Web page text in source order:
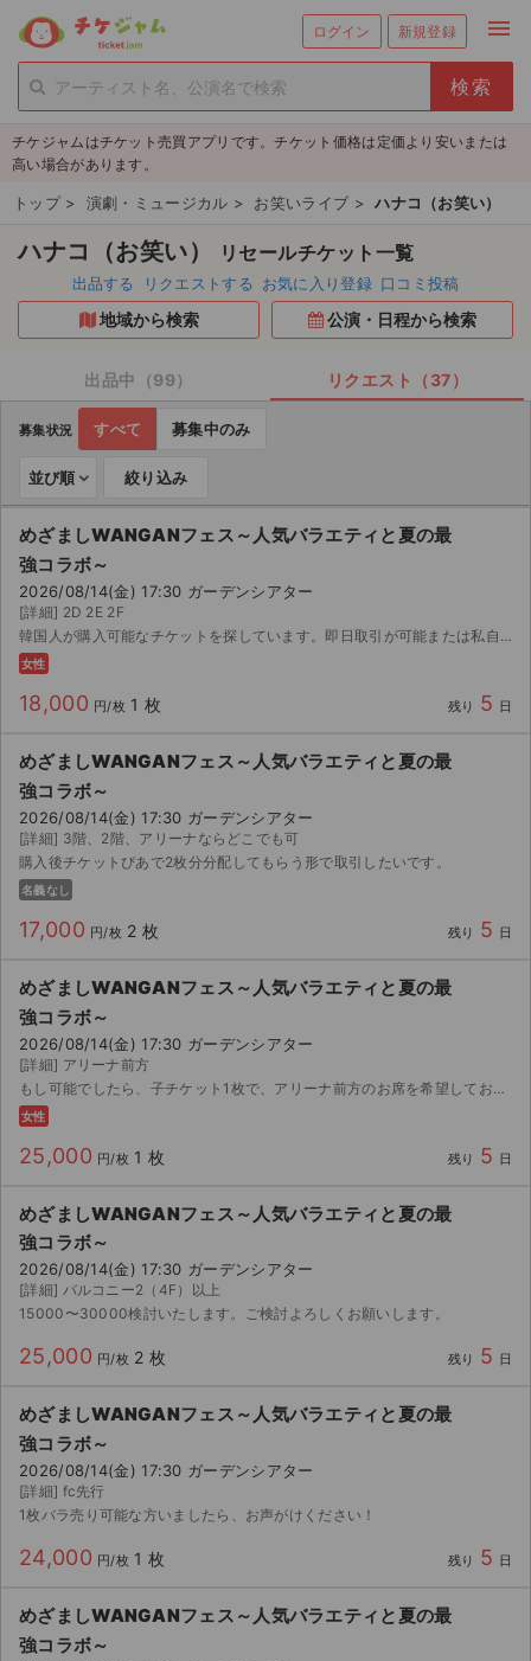
ログイン 新規登録 menu
person_add 新規会員登録
チケットを探す
新着チケット
値下げしたチケット
都道府県からチケットを探す
チケットのリクエスト一覧
取扱チケット
ライブ・コンサート（国内）
ライブ・コンサート（海外）
イベント
スポーツ
ご利用ガイド
ご利用ガイド
手数料・お支払い方法
AIに質問する
よくある質問
お知らせ
サイト情報
チケットジャム運営会社
プライバシーポリシー
チケジャムはチケット売買アプリです。チケット価格は定価より安いまたは
高い場合があります。
トップ > 演劇・ミュージカル > お笑いライブ > ハナコ（お笑い）
ハナコ（お笑い） リセールチケット一覧
出品する リクエストする お気に入り登録 口コミ投稿
地域から検索 公演・日程から検索
出品中（99） リクエスト（37）
募集状況 すべて 募集中のみ
並び順 絞り込み
めざましWANGANフェス～人気バラエティと夏の最
強コラボ～
2026/08/14(金) 17:30 ガーデンシアター
[詳細] 2D 2E 2F
韓国人が購入可能なチケットを探しています。即日取引が可能または私自身で発券できるチケットを探しています。円滑なコミュニケーションに努めてまいります。ご検討いただけますと幸いです。
女性
18,000 円/枚 1 枚 残り 5 日
めざましWANGANフェス～人気バラエティと夏の最
強コラボ～
2026/08/14(金) 17:30 ガーデンシアター
[詳細] 3階、2階、アリーナならどこでも可
購入後チケットぴあで2枚分分配してもらう形で取引したいです。
名義なし
17,000 円/枚 2 枚 残り 5 日
めざましWANGANフェス～人気バラエティと夏の最
強コラボ～
2026/08/14(金) 17:30 ガーデンシアター
[詳細] アリーナ前方
もし可能でしたら、子チケット1枚で、アリーナ前方のお席を希望しております。
女性
25,000 円/枚 1 枚 残り 5 日
めざましWANGANフェス～人気バラエティと夏の最
強コラボ～
2026/08/14(金) 17:30 ガーデンシアター
[詳細] バルコニー2（4F）以上
15000〜30000検討いたします。ご検討よろしくお願いします。
25,000 円/枚 2 枚 残り 5 日
めざましWANGANフェス～人気バラエティと夏の最
強コラボ～
2026/08/14(金) 17:30 ガーデンシアター
[詳細] fc先行
1枚バラ売り可能な方いましたら、お声がけください！
24,000 円/枚 1 枚 残り 5 日
めざましWANGANフェス～人気バラエティと夏の最
強コラボ～